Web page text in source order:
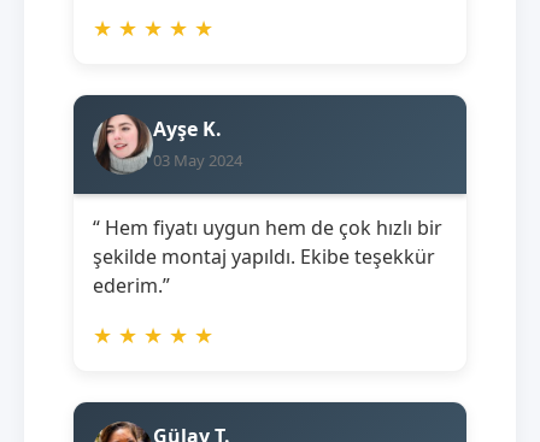
★ ★ ★ ★ ★
Ayşe K.
03 May 2024
“ Hem fiyatı uygun hem de çok hızlı bir
şekilde montaj yapıldı. Ekibe teşekkür
ederim.”
★ ★ ★ ★ ★
Gülay T.